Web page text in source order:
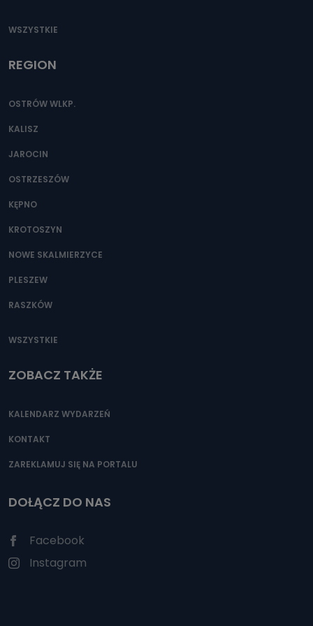
WSZYSTKIE
REGION
OSTRÓW WLKP.
KALISZ
JAROCIN
OSTRZESZÓW
KĘPNO
KROTOSZYN
NOWE SKALMIERZYCE
PLESZEW
RASZKÓW
WSZYSTKIE
ZOBACZ TAKŻE
KALENDARZ WYDARZEŃ
KONTAKT
ZAREKLAMUJ SIĘ NA PORTALU
DOŁĄCZ DO NAS
Facebook
Instagram